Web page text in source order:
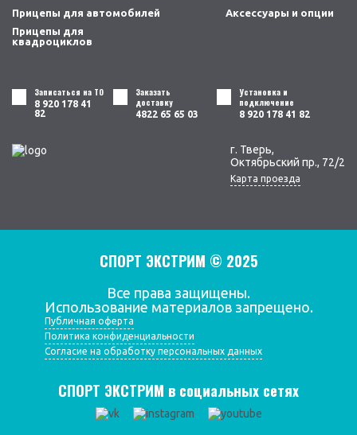
Прицепы для автомобилей
Прицепы для
квадроциклов
Аксессуары и опции
Записаться на ТО
8 920 178 41
82
Заказать
доставку
4822 65 65 03
Установка и
подключение
8 920 178 41 82
г. Тверь,
Октябрьский пр., 72/2
Карта проезда
СПОРТ ЭКСТРИМ © 2025
Все права защищены.
Использование материалов запрещено.
Публичная оферта
Политика конфиденциальности
Согласие на обработку персональных данных
СПОРТ ЭКСТРИМ в социальных сетях